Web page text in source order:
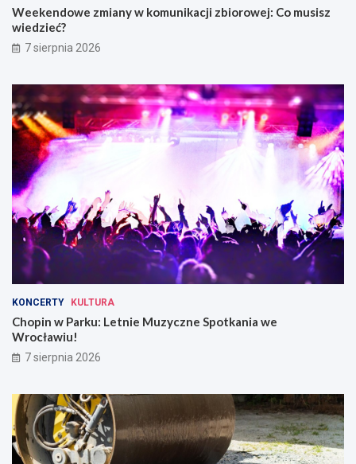
Weekendowe zmiany w komunikacji zbiorowej: Co musisz
wiedzieć?
7 sierpnia 2026
KONCERTY KULTURA
Chopin w Parku: Letnie Muzyczne Spotkania we
Wrocławiu!
7 sierpnia 2026